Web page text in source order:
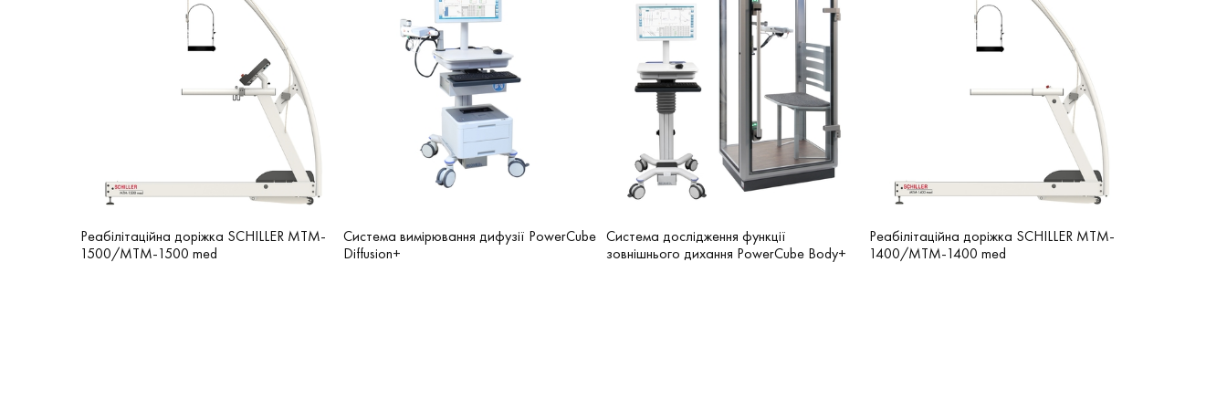
Реабілітаційна доріжка SCHILLER MTM-
1500/MTM-1500 med
Система вимірювання дифузії PowerCube
Diffusion+
Система дослідження функції
зовнішнього дихання PowerCube Body+
Реабілітаційна доріжка SCHILLER MTM-
1400/MTM-1400 med